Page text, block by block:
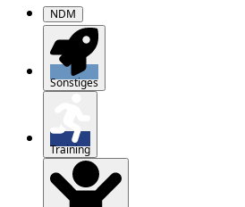
NDM
Sonstiges
Training